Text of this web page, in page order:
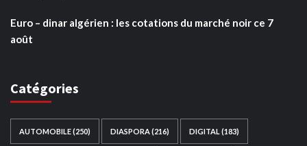
Euro – dinar algérien : les cotations du marché noir ce 7
août
Catégories
AUTOMOBILE(250) DIASPORA (216) DIGITAL (183)